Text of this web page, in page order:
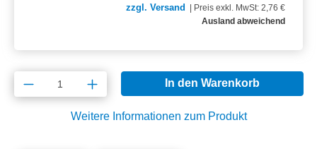
zzgl. Versand
Preis exkl. MwSt: 2,76 €
Ausland abweichend
Produkt Anzahl: Gib den gewünschten
In den Warenkorb
Weitere Informationen zum Produkt